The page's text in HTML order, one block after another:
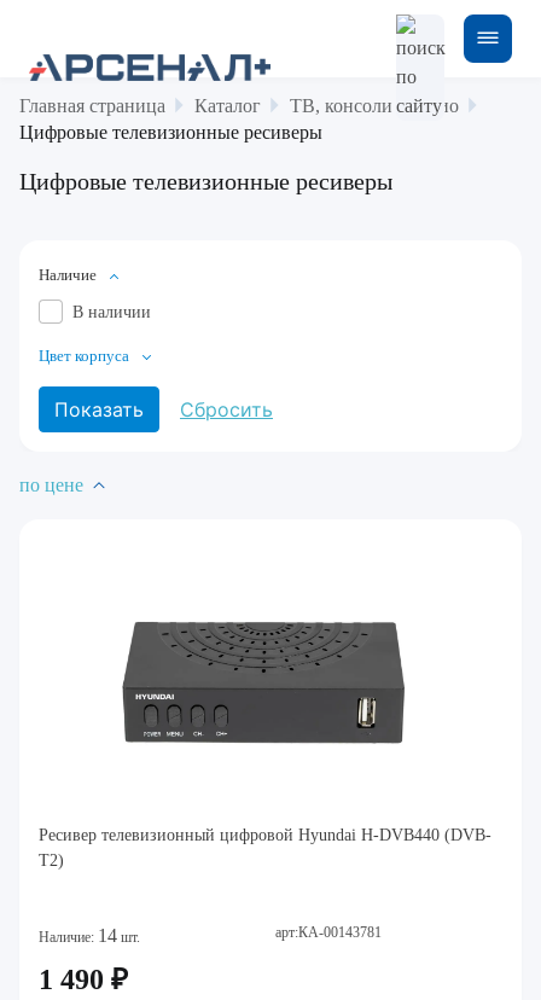
Главная страница Каталог
ТВ, консоли и аудио
Цифровые телевизионные ресиверы
Цифровые телевизионные ресиверы
Наличие
В наличии
Цвет корпуса
по цене
Ресивер телевизионный цифровой Hyundai H-DVB440 (DVB-
T2)
Наличие: 14 шт. арт:КА-00143781
1 490 ₽